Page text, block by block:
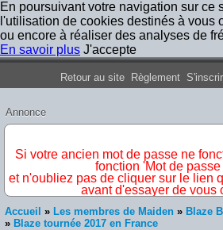
En poursuivant votre navigation sur ce
l'utilisation de cookies destinés à vous
ou encore à réaliser des analyses de
En savoir plus J'accepte
Forum Iron
Retour au site Règlement
Annonce
Si votre ancien mot de passe ne
fonction 'Mot de
et n'oubliez pas de cliquer sur le lien
avant d'essayer de vous
Accueil » Les membres de Maiden » Blaze
» Blaze tournée 2017 en France